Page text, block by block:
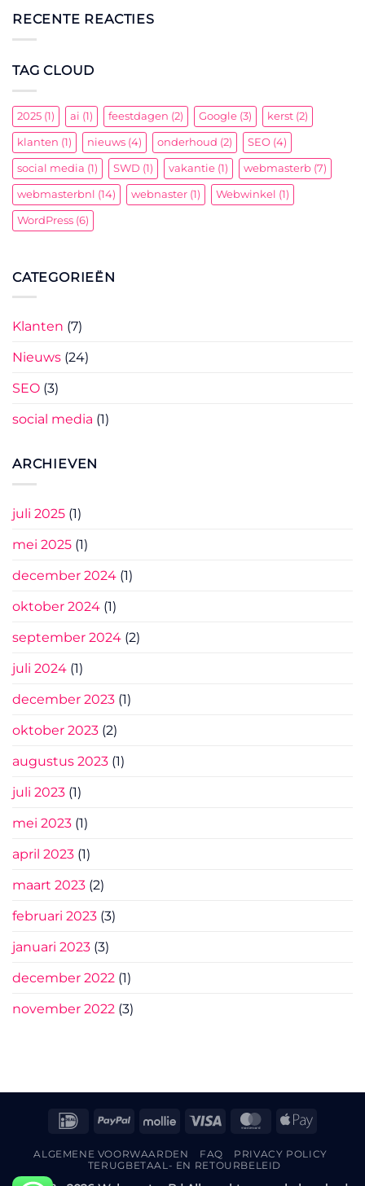
RECENTE REACTIES
TAG CLOUD
2025 (1) ai (1) feestdagen (2) Google (3) kerst (2)
klanten (1) nieuws (4) onderhoud (2) SEO (4)
social media (1) SWD (1) vakantie (1) webmasterb (7)
webmasterbnl (14) webnaster (1) Webwinkel (1)
WordPress (6)
CATEGORIEËN
Klanten (7)
Nieuws (24)
SEO (3)
social media (1)
ARCHIEVEN
juli 2025 (1)
mei 2025 (1)
december 2024 (1)
oktober 2024 (1)
september 2024 (2)
juli 2024 (1)
december 2023 (1)
oktober 2023 (2)
augustus 2023 (1)
juli 2023 (1)
mei 2023 (1)
april 2023 (1)
maart 2023 (2)
februari 2023 (3)
januari 2023 (3)
december 2022 (1)
november 2022 (3)
IDeal PayPal Mollie Visa MasterCardApple
ALGEMENE VOORWAARDEN FAQ
PRIVACY POLICY
TERUGBETAAL- EN RETOURBELEID